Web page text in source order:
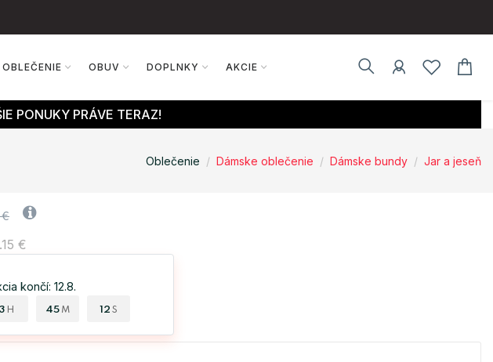
OBLEČENIE OBUV DOPLNKY AKCIE
PONUKY PRÁVE TERAZ!
Oblečenie Dámske oblečenie Dámske bundy Jar a jeseň
€
€
končí: 12.8.
3 H 45 M 11 S